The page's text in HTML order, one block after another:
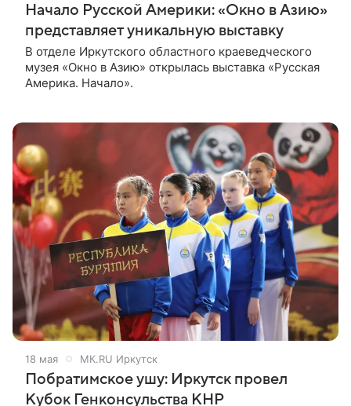
Начало Русской Америки: «Окно в Азию»
представляет уникальную выставку
В отделе Иркутского областного краеведческого
музея «Окно в Азию» открылась выставка «Русская
Америка. Начало».
18 мая МК.RU Иркутск
Побратимское ушу: Иркутск провел
Кубок Генконсульства КНР